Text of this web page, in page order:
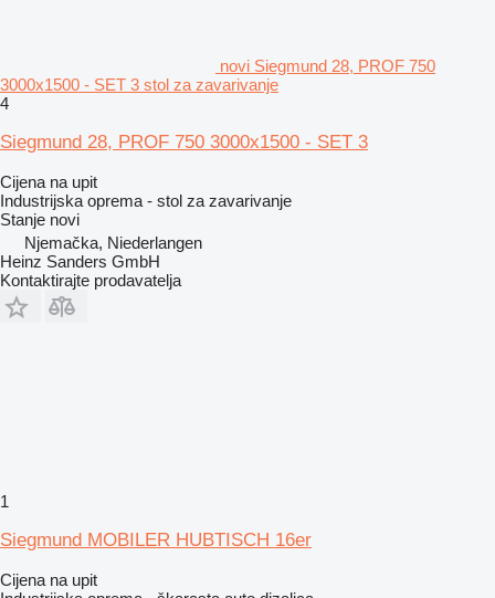
novi Siegmund 28, PROF 750
3000x1500 - SET 3 stol za zavarivanje
4
Siegmund 28, PROF 750 3000x1500 - SET 3
Cijena na upit
Industrijska oprema - stol za zavarivanje
Stanje novi
Njemačka, Niederlangen
Heinz Sanders GmbH
Kontaktirajte prodavatelja
1
Siegmund MOBILER HUBTISCH 16er
Cijena na upit